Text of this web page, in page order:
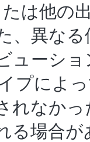
は他の
、異な
ューシ
プによ
れなか
る場合